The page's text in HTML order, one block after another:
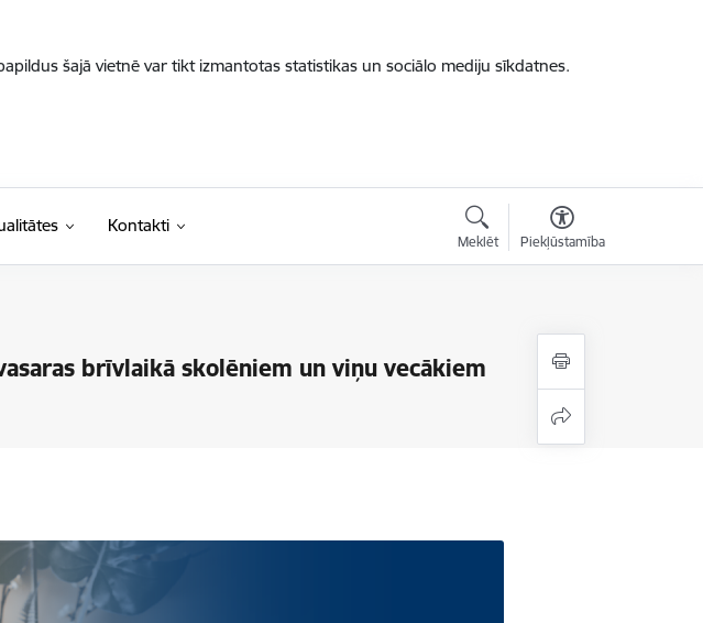
šajā vietnē var tikt izmantotas statistikas un sociālo mediju sīkdatnes.
Kontakti
Meklēt Piekļūstamība
brīvlaikā skolēniem un viņu vecākiem